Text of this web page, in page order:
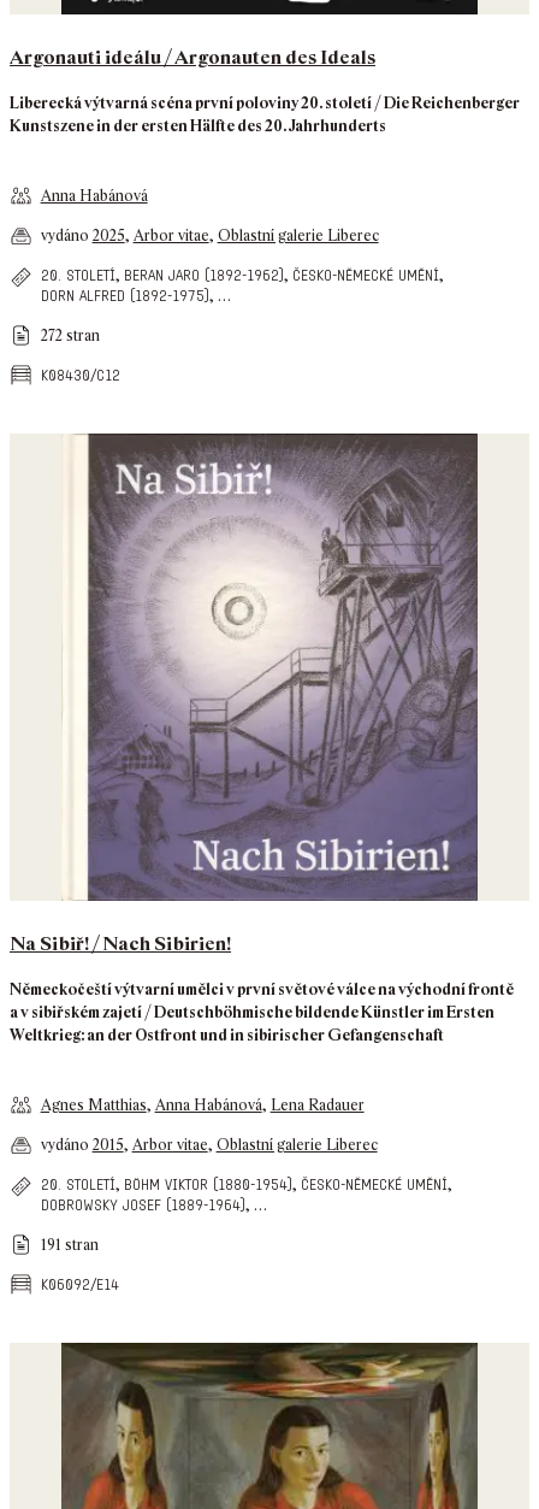
Argonauti ideálu / Argonauten des Ideals
Liberecká výtvarná scéna první poloviny 20. století / Die Reichenberger
Kunstszene in der ersten Hälfte des 20. Jahrhunderts
Anna Habánová
vydáno 2025, Arbor vitae, Oblastní galerie Liberec
20. století, beran jaro (1892-1962) , česko-německé umění,
dorn alfred (1892-1975) , …
272 stran
k08430/c12
Na Sibiř! / Nach Sibirien!
Německočeští výtvarní umělci v první světové válce na východní frontě
a v sibiřském zajetí / Deutschböhmische bildende Künstler im Ersten
Weltkrieg: an der Ostfront und in sibirischer Gefangenschaft
Agnes Matthias, Anna Habánová, Lena Radauer
vydáno 2015, Arbor vitae, Oblastní galerie Liberec
20. století, böhm viktor (1880-1954) , česko-německé umění,
dobrowsky josef (1889-1964) , …
191 stran
k06092/e14